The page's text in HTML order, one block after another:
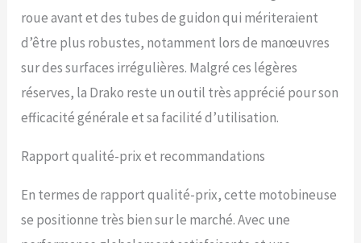
roue avant et des tubes de guidon qui mériteraient
d’être plus robustes, notamment lors de manœuvres
sur des surfaces irrégulières. Malgré ces légères
réserves, la Drako reste un outil très apprécié pour son
efficacité générale et sa facilité d’utilisation.
Rapport qualité-prix et recommandations
En termes de rapport qualité-prix, cette motobineuse
se positionne très bien sur le marché. Avec une